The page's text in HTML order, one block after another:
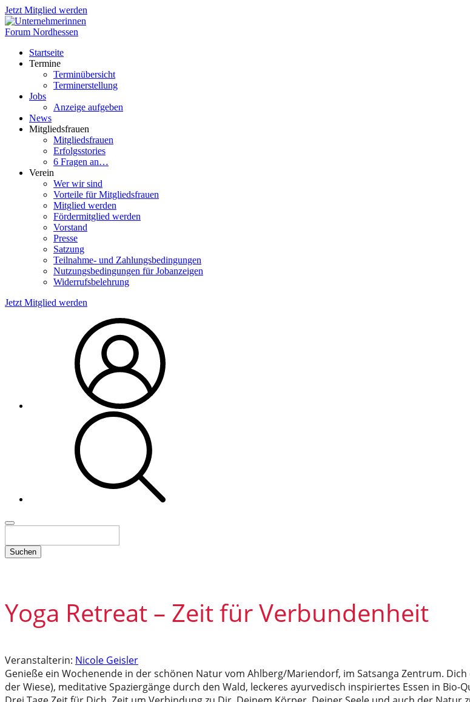
Jetzt Mitglied werden
Startseite
Termine
Terminübersicht
Terminerstellung
Jobs
Anzeige aufgeben
News
Mitgliedsfrauen
Mitgliedsfrauen
Erfolgsstories
6 Fragen an…
Verein
Wer wir sind
Vorteile für Mitgliedsfrauen
Mitglied werden
Fördermitglied werden
Vorstand
Presse
Satzung
Teilnahme- und Zahlungsbedingungen
Nutzungsbedingungen für Jobanzeigen
Widerrufsbelehrung
Jetzt Mitglied werden
Suchen
Yoga Retreat – Zeit für Verbundenheit
Veranstalterin: Nicole Geisler
Genieße ein Wochenende in der schönen Natur vom Ahlberg/Mariendorf, im Satsanga Zentrum.
der Wiese), meditative Spaziergänge durch den Wald, leckeres ayurvedisch inspiriertes Essen in